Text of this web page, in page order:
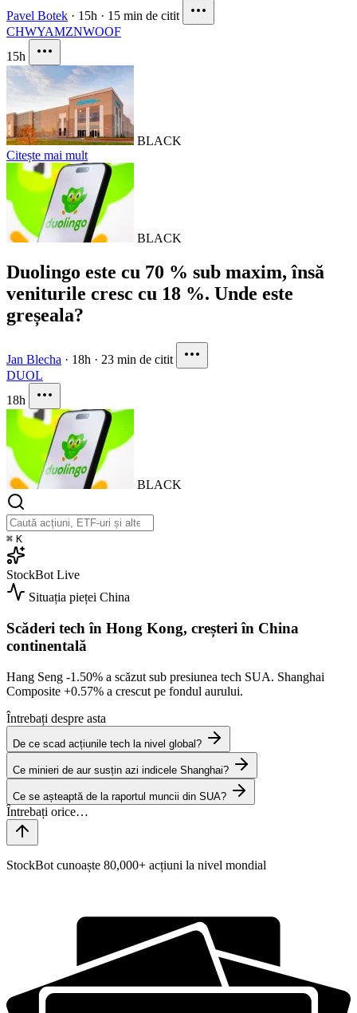
Pavel Botek · 15h · 15 min de citit
CHWYAMZNWOOF
15h
BLACK
Citește mai mult
BLACK
Duolingo este cu 70 % sub maxim, însă
veniturile cresc cu 18 %. Unde este
greșeala?
Jan Blecha · 18h · 23 min de citit
DUOL
18h
BLACK
⌘ K
StockBot Live
Situația pieței China
Scăderi tech în Hong Kong, creșteri în China
continentală
Hang Seng -1.50% a scăzut sub presiunea tech SUA. Shanghai
Composite +0.57% a crescut pe fondul aurului.
Întrebați despre asta
De ce scad acțiunile tech la nivel global?
Ce minieri de aur susțin azi indicele Shanghai?
Ce se așteaptă de la raportul muncii din SUA?
StockBot cunoaște 80,000+ acțiuni la nivel mondial